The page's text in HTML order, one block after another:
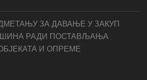
ЗА ДАВАЊЕ У ЗАКУП
РАДИ ПОСТАВЉАЊА
И ОПРЕМЕ